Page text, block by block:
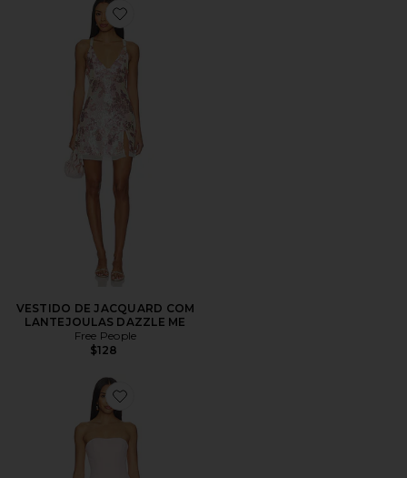
Favorite VESTIDO DE JACQUARD COM
VESTIDO DE JACQUARD COM
LANTEJOULAS DAZZLE ME
Free People
$128
Favorite Harper Strapless Gown